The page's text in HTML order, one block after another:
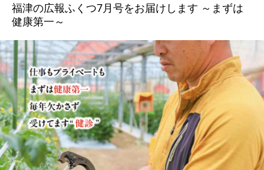
福津の広報ふくつ7月号をお届けします ～まずは
健康第一～